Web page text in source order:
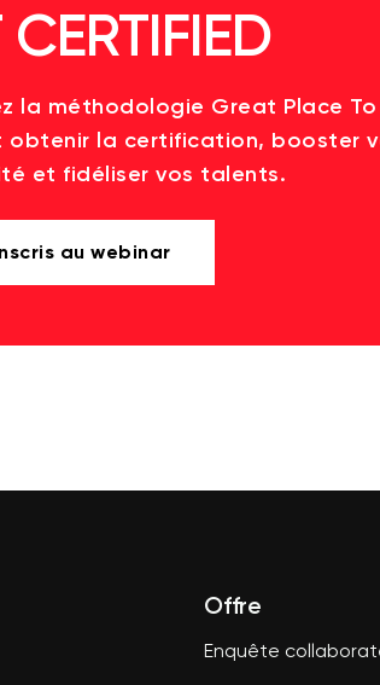
la méthodologie Great Place
obtenir la certification, booster
et fidéliser vos talents.
au webinar
Offre
Enquête